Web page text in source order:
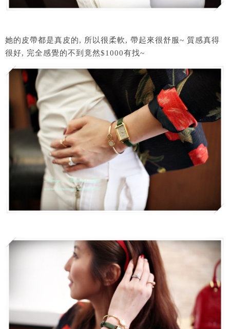
她的皮帶都是真皮的, 所以很柔軟, 帶起來很舒服~ 質感真得
很好, 完全感覺的不到竟然$1000有找~